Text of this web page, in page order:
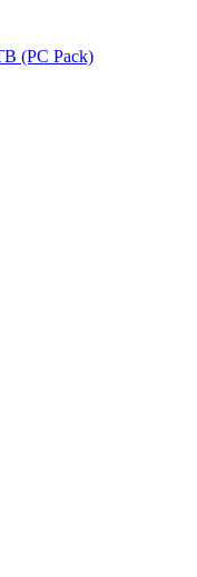
(PC Pack)